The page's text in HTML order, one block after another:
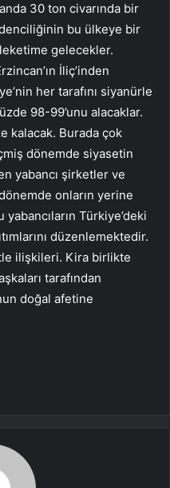
anda 30 ton civarında bir
bu ülkeye bir
gelecekler.
İliç’inden
her tarafını siyanürle
98-99’unu alacaklar.
kalacak. Burada çok
dönemde siyasetin
yabancı şirketler ve
onların yerine
Türkiye’deki
düzenlemektedir.
ilişkileri. Kira birlikte
tarafından
doğal afetine